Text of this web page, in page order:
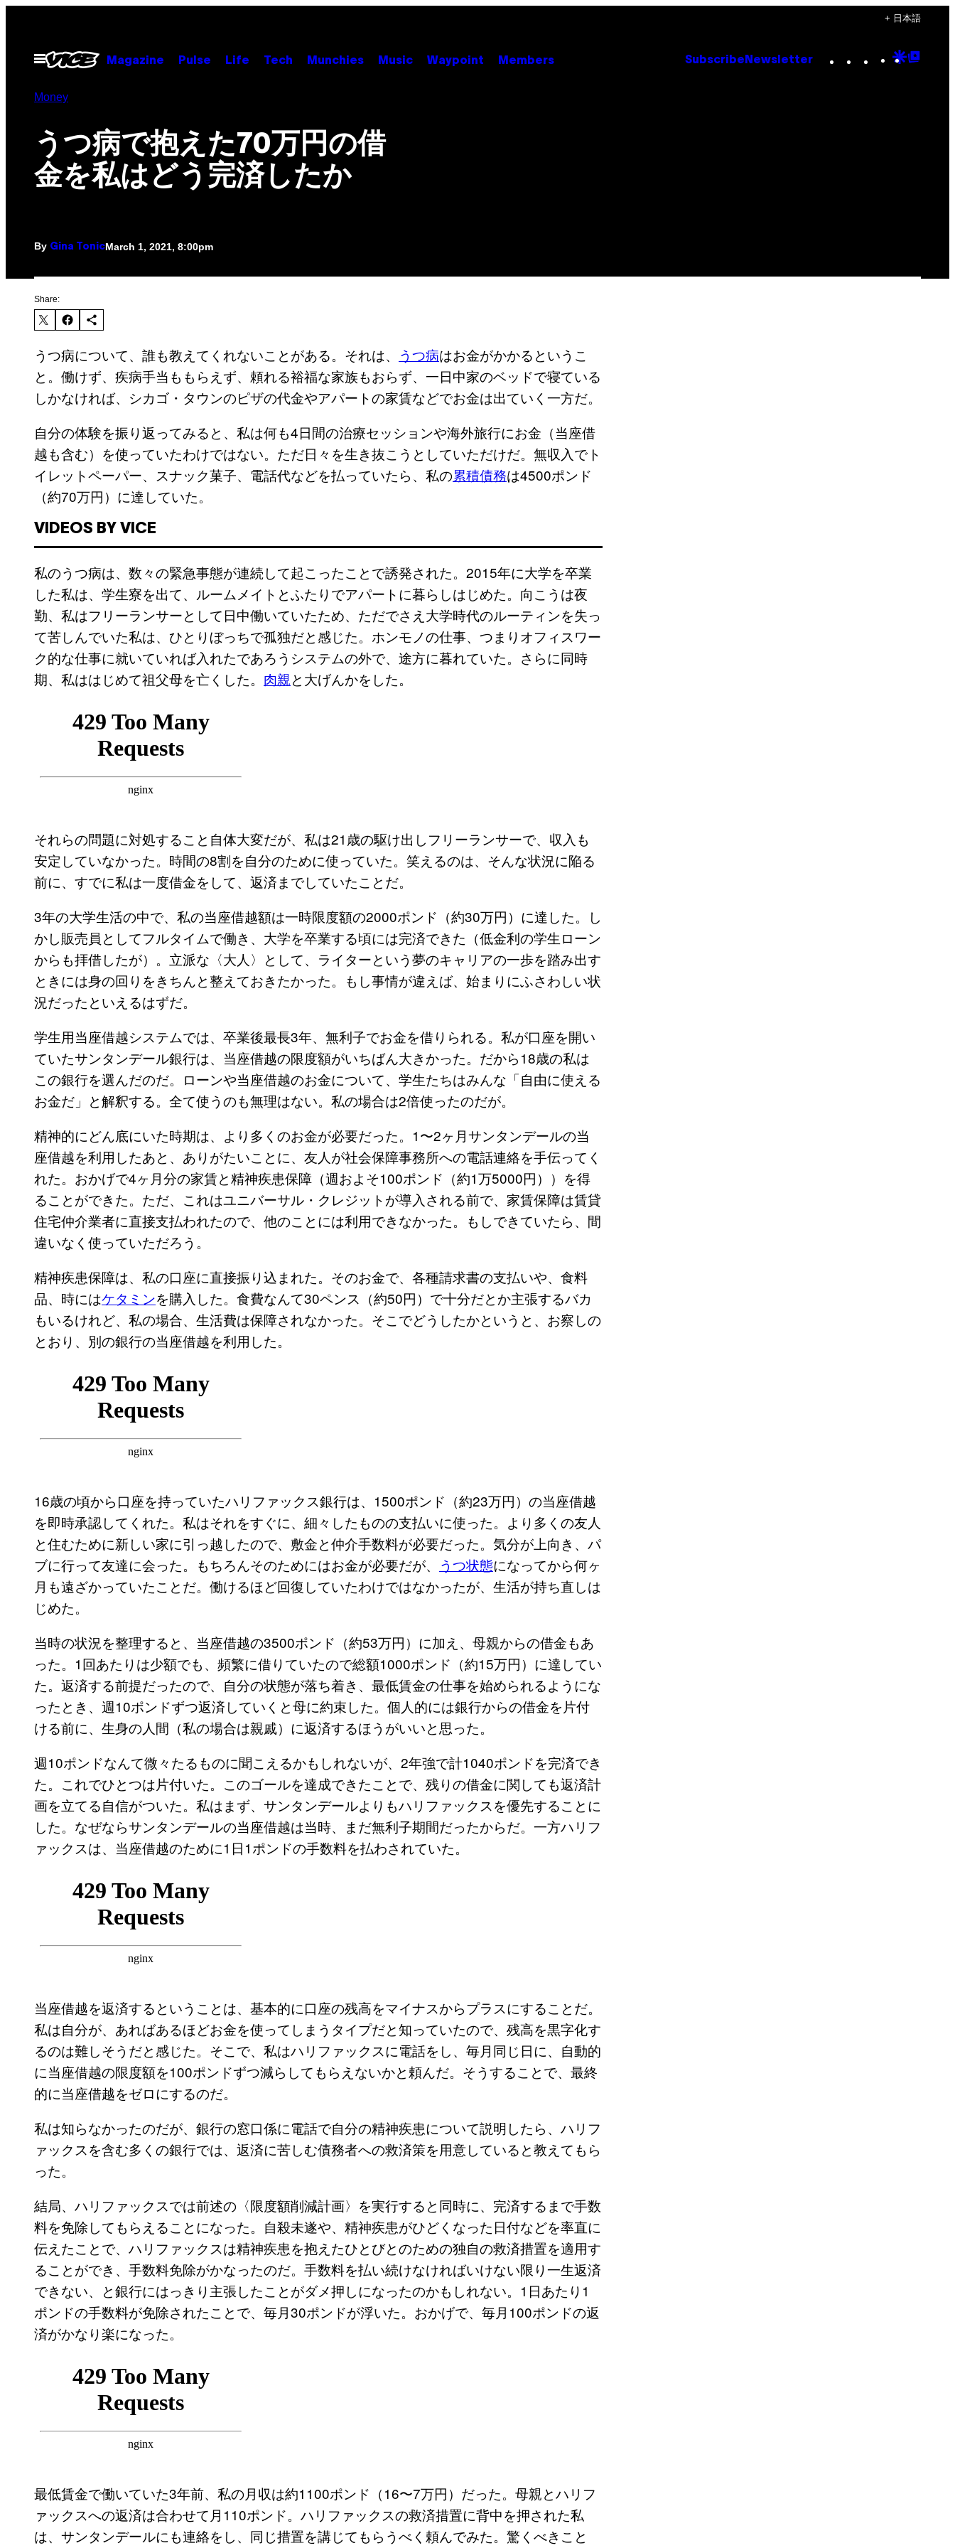
content
+ 日本語
Open
Menu
Magazine Pulse Life Tech Munchies Music Waypoint Members Subscribe Newsletter Instagram
TikTok
YouTube
Google
Money
うつ病で抱えた70万円の借
金を私はどう完済したか
By Gina TonicMarch 1, 2021, 8:00pm
Share:
うつ病について、誰も教えてくれないことがある。それは、 うつ病はお金がかかるというこ
と。働けず、疾病手当ももらえず、頼れる裕福な家族もおらず、一日中家のベッドで寝ている
しかなければ、シカゴ・タウンのピザの代金やアパートの家賃などでお金は出ていく一方だ。
自分の体験を振り返ってみると、私は何も4日間の治療セッションや海外旅行にお金（当座借
越も含む）を使っていたわけではない。ただ日々を生き抜こうとしていただけだ。無収入でト
イレットペーパー、スナック菓子、電話代などを払っていたら、私の累積債務は4500ポンド
（約70万円）に達していた。
VIDEOS BY VICE
私のうつ病は、数々の緊急事態が連続して起こったことで誘発された。2015年に大学を卒業
した私は、学生寮を出て、ルームメイトとふたりでアパートに暮らしはじめた。向こうは夜
勤、私はフリーランサーとして日中働いていたため、ただでさえ大学時代のルーティンを失っ
て苦しんでいた私は、ひとりぼっちで孤独だと感じた。ホンモノの仕事、つまりオフィスワー
ク的な仕事に就いていれば入れたであろうシステムの外で、途方に暮れていた。さらに同時
期、私ははじめて祖父母を亡くした。 肉親と大げんかをした。
それらの問題に対処すること自体大変だが、私は21歳の駆け出しフリーランサーで、収入も
安定していなかった。時間の8割を自分のために使っていた。笑えるのは、そんな状況に陥る
前に、すでに私は一度借金をして、返済までしていたことだ。
3年の大学生活の中で、私の当座借越額は一時限度額の2000ポンド（約30万円）に達した。し
かし販売員としてフルタイムで働き、大学を卒業する頃には完済できた（低金利の学生ローン
からも拝借したが）。立派な〈大人〉として、ライターという夢のキャリアの一歩を踏み出す
ときには身の回りをきちんと整えておきたかった。もし事情が違えば、始まりにふさわしい状
況だったといえるはずだ。
学生用当座借越システムでは、卒業後最長3年、無利子でお金を借りられる。私が口座を開い
ていたサンタンデール銀行は、当座借越の限度額がいちばん大きかった。だから18歳の私は
この銀行を選んだのだ。ローンや当座借越のお金について、学生たちはみんな「自由に使える
お金だ」と解釈する。全て使うのも無理はない。私の場合は2倍使ったのだが。
精神的にどん底にいた時期は、より多くのお金が必要だった。1〜2ヶ月サンタンデールの当
座借越を利用したあと、ありがたいことに、友人が社会保障事務所への電話連絡を手伝ってく
れた。おかげで4ヶ月分の家賃と精神疾患保障（週およそ100ポンド（約1万5000円））を得
ることができた。ただ、これはユニバーサル・クレジットが導入される前で、家賃保障は賃貸
住宅仲介業者に直接支払われたので、他のことには利用できなかった。もしできていたら、間
違いなく使っていただろう。
精神疾患保障は、私の口座に直接振り込まれた。そのお金で、各種請求書の支払いや、食料
品、時にはケタミンを購入した。食費なんて30ペンス（約50円）で十分だとか主張するバカ
もいるけれど、私の場合、生活費は保障されなかった。そこでどうしたかというと、お察しの
とおり、別の銀行の当座借越を利用した。
16歳の頃から口座を持っていたハリファックス銀行は、1500ポンド（約23万円）の当座借越
を即時承認してくれた。私はそれをすぐに、細々したものの支払いに使った。より多くの友人
と住むために新しい家に引っ越したので、敷金と仲介手数料が必要だった。気分が上向き、パ
ブに行って友達に会った。もちろんそのためにはお金が必要だが、
うつ状態になってから何ヶ
月も遠ざかっていたことだ。働けるほど回復していたわけではなかったが、生活が持ち直しは
じめた。
当時の状況を整理すると、当座借越の3500ポンド（約53万円）に加え、母親からの借金もあ
った。1回あたりは少額でも、頻繁に借りていたので総額1000ポンド（約15万円）に達してい
た。返済する前提だったので、自分の状態が落ち着き、最低賃金の仕事を始められるようにな
ったとき、週10ポンドずつ返済していくと母に約束した。個人的には銀行からの借金を片付
ける前に、生身の人間（私の場合は親戚）に返済するほうがいいと思った。
週10ポンドなんて微々たるものに聞こえるかもしれないが、2年強で計1040ポンドを完済でき
た。これでひとつは片付いた。このゴールを達成できたことで、残りの借金に関しても返済計
画を立てる自信がついた。私はまず、サンタンデールよりもハリファックスを優先することに
した。なぜならサンタンデールの当座借越は当時、まだ無利子期間だったからだ。一方ハリフ
ァックスは、当座借越のために1日1ポンドの手数料を払わされていた。
当座借越を返済するということは、基本的に口座の残高をマイナスからプラスにすることだ。
私は自分が、あればあるほどお金を使ってしまうタイプだと知っていたので、残高を黒字化す
るのは難しそうだと感じた。そこで、私はハリファックスに電話をし、毎月同じ日に、自動的
に当座借越の限度額を100ポンドずつ減らしてもらえないかと頼んだ。そうすることで、最終
的に当座借越をゼロにするのだ。
私は知らなかったのだが、銀行の窓口係に電話で自分の精神疾患について説明したら、ハリフ
ァックスを含む多くの銀行では、返済に苦しむ債務者への救済策を用意していると教えてもら
った。
結局、ハリファックスでは前述の〈限度額削減計画〉を実行すると同時に、完済するまで手数
料を免除してもらえることになった。自殺未遂や、精神疾患がひどくなった日付などを率直に
伝えたことで、ハリファックスは精神疾患を抱えたひとびとのための独自の救済措置を適用す
ることができ、手数料免除がかなったのだ。手数料を払い続けなければいけない限り一生返済
できない、と銀行にはっきり主張したことがダメ押しになったのかもしれない。1日あたり1
ポンドの手数料が免除されたことで、毎月30ポンドが浮いた。おかげで、毎月100ポンドの返
済がかなり楽になった。
最低賃金で働いていた3年前、私の月収は約1100ポンド（16〜7万円）だった。母親とハリフ
ァックスへの返済は合わせて月110ポンド。ハリファックスの救済措置に背中を押された私
は、サンタンデールにも連絡をし、同じ措置を講じてもらうべく頼んでみた。驚くべきこと